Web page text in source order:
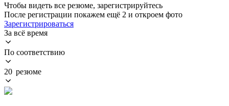
Чтобы видеть все резюме, зарегистрируйтесь
После регистрации покажем ещё 2 и откроем фото
Зарегистрироваться
За всё время
По соответствию
20 резюме